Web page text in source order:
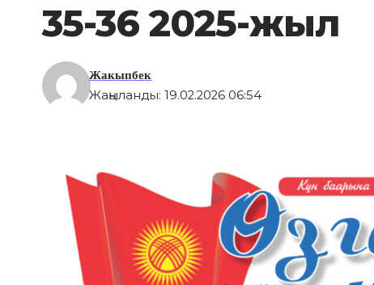
35-36 2025-жыл
Жаңыланды: 19.02.2026 06:54
Жакыпбек